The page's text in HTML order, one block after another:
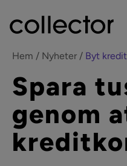
Hem Nyheter Byt
Spara
genom